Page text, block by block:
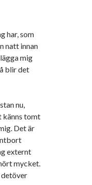
har, som
natt innan
mig
blir det
nu,
känns tomt
Det är
externt
mycket.
detöver